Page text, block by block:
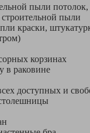
пыли
пыли
краски,
корзинах
в раковине
доступных и